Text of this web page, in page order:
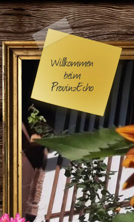
Willkommen
beim
ProvinzEcho